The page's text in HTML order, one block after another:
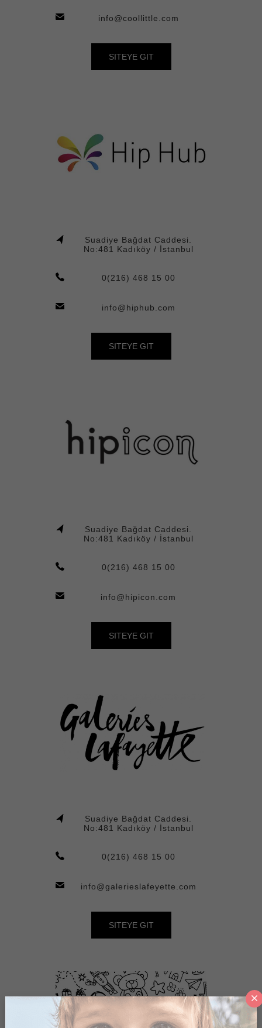
Suadiye Bağdat Caddesi.
No:481 Kadıköy / İstanbul
0(216) 468 15 00
info@hiphub.com
SITEYE GIT
info@coollittle.com
SITEYE GIT
Suadiye Bağdat Caddesi.
No:481 Kadıköy / İstanbul
0(216) 468 15 00
info@hipicon.com
SITEYE GIT
Suadiye Bağdat Caddesi.
No:481 Kadıköy / İstanbul
0(216) 468 15 00
info@galerieslafeyette.com
SITEYE GIT